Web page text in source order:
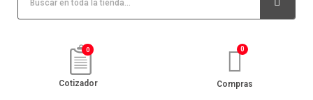
0
Cotizador Compras